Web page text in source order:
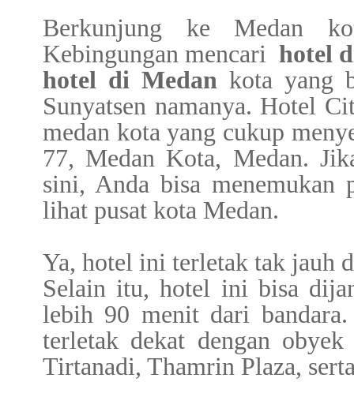
Berkunjung ke Medan
Kebingungan mencari hotel
hotel di Medan kota yang
Sunyatsen namanya. Hotel
medan kota yang cukup
77, Medan Kota, Medan.
sini, Anda bisa menemukan
lihat pusat kota Medan.
Ya, hotel ini terletak tak jauh
Selain itu, hotel ini bisa
lebih 90 menit dari
terletak dekat dengan
Tirtanadi, Thamrin Plaza,